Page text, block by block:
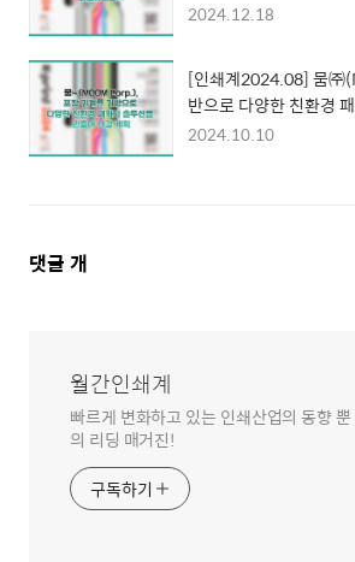
2024.12.18
[인쇄계2024.08] 뭄㈜
반으로 다양한 친환경
획
2024.10.10
댓
댓글 개
월간인쇄계
빠르게 변화하고 있는 인쇄산업의 동향
의 리딩 매거진!
구독하기